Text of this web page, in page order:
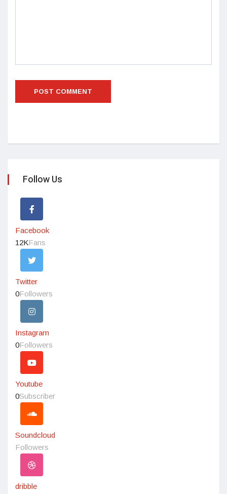
Follow Us
Facebook
12KFans
Twitter
0Followers
Instagram
0Followers
Youtube
0Subscriber
Soundcloud
Followers
dribble